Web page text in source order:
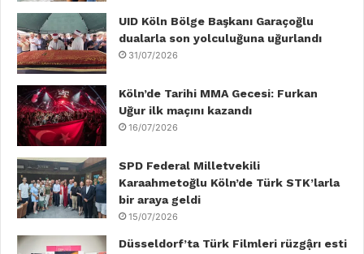
o
k
r
I
n
e
r
UID Köln Bölge Başkanı Garaçoğlu
dualarla son yolculuğuna uğurlandı
31/07/2026
Köln’de Tarihi MMA Gecesi: Furkan
Uğur ilk maçını kazandı
16/07/2026
SPD Federal Milletvekili
Karaahmetoğlu Köln’de Türk STK’larla
bir araya geldi
15/07/2026
Düsseldorf’ta Türk Filmleri rüzgậrı esti